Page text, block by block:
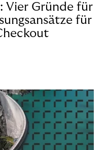
Vier Gründe für
für